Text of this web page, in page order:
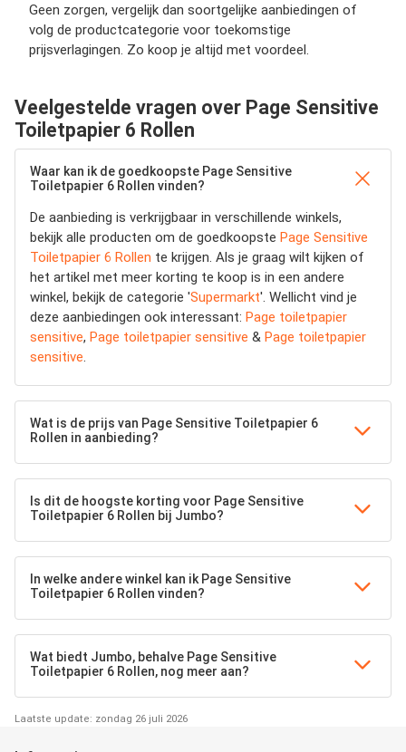
Geen zorgen, vergelijk dan soortgelijke aanbiedingen of
volg de productcategorie voor toekomstige
prijsverlagingen. Zo koop je altijd met voordeel.
Veelgestelde vragen over Page Sensitive
Toiletpapier 6 Rollen
Waar kan ik de goedkoopste Page Sensitive
Toiletpapier 6 Rollen vinden?
De aanbieding is verkrijgbaar in verschillende winkels,
bekijk alle producten om de goedkoopste Page Sensitive
Toiletpapier 6 Rollen te krijgen. Als je graag wilt kijken of
het artikel met meer korting te koop is in een andere
winkel, bekijk de categorie 'Supermarkt'. Wellicht vind je
deze aanbiedingen ook interessant: Page toiletpapier
sensitive, Page toiletpapier sensitive & Page toiletpapier
sensitive.
Wat is de prijs van Page Sensitive Toiletpapier 6
Rollen in aanbieding?
Is dit de hoogste korting voor Page Sensitive
Toiletpapier 6 Rollen bij Jumbo?
In welke andere winkel kan ik Page Sensitive
Toiletpapier 6 Rollen vinden?
Wat biedt Jumbo, behalve Page Sensitive
Toiletpapier 6 Rollen, nog meer aan?
Laatste update: zondag 26 juli 2026